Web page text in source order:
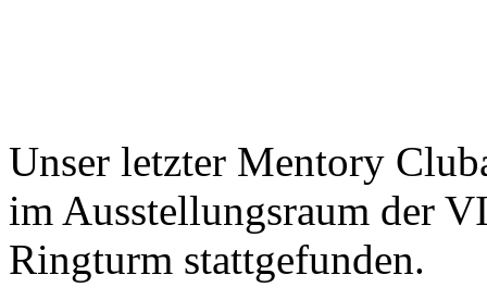
Unser letzter Mentory
im Ausstellungsraum der
Ringturm stattgefunden.